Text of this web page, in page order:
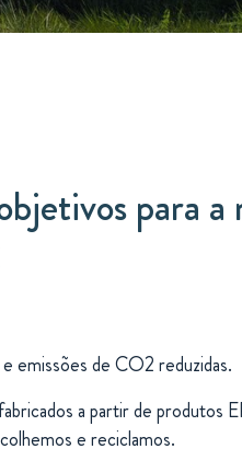
para a
emissões de CO2 reduzidas.
a partir de produtos
e reciclamos.